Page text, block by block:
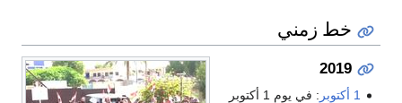
خط زمني
2019
1 أكتوبر
: في يوم 1 أكتوبر